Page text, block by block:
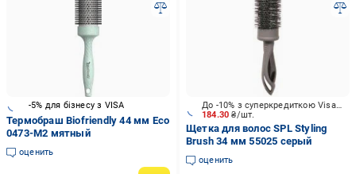
-5% для бізнесу з VISA
Термобраш Biofriendly 44 мм Eco
0473-M2 мятный
оценить
184.30₴/шт.
До -10% з суперкредиткою Visa Вигода
Щетка для волос SPL Styling
Brush 34 мм 55025 серый
оценить